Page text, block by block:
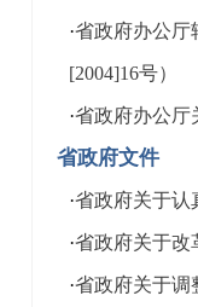
·省政府办公厅
[2004]16号）
·省政府办公厅
省政府文件
·省政府关于认
·省政府关于改
·省政府关于调